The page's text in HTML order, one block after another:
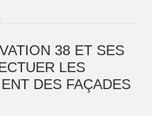
38 ET SES
LES
DES FAÇADES